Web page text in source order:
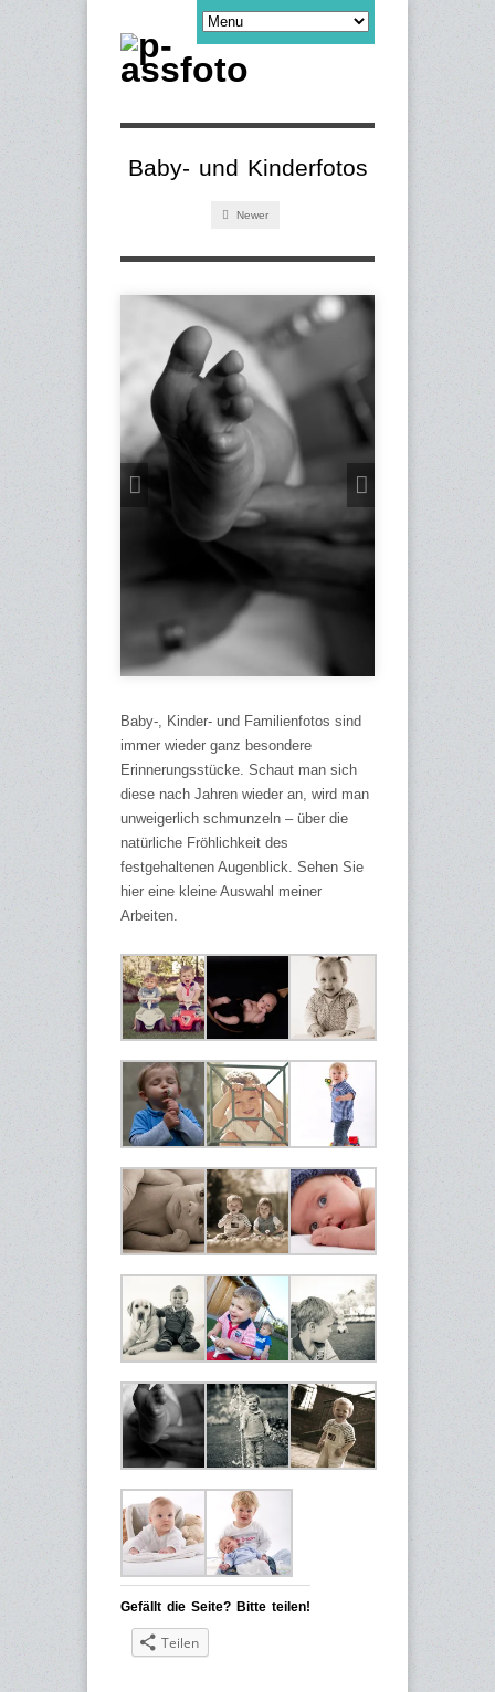
Baby- und Kinderfotos
Newer
Baby-, Kinder- und Familienfotos sind
immer wieder ganz besondere
Erinnerungsstücke. Schaut man sich
diese nach Jahren wieder an, wird man
unweigerlich schmunzeln – über die
natürliche Fröhlichkeit des
festgehaltenen Augenblick. Sehen Sie
hier eine kleine Auswahl meiner
Arbeiten.
Gefällt die Seite? Bitte teilen!
Teilen